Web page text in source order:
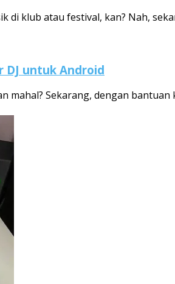
klub atau festival, kan? Nah,
DJ untuk Android
mahal? Sekarang, dengan